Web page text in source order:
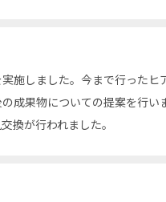
施しました。今まで行ったヒ
成果物についての提案を行い
換が行われました。